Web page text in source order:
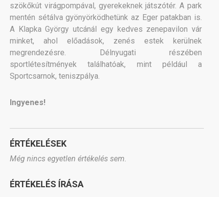
szökőkút virágpompával, gyerekeknek játszótér. A park
mentén sétálva gyönyörködhetünk az Eger patakban is.
A Klapka György utcánál egy kedves zenepavilon vár
minket, ahol előadások, zenés estek kerülnek
megrendezésre. Délnyugati részében
sportlétesítmények találhatóak, mint például a
Sportcsarnok, teniszpálya.
Ingyenes!
ÉRTÉKELÉSEK
Még nincs egyetlen értékelés sem.
ÉRTÉKELÉS ÍRÁSA